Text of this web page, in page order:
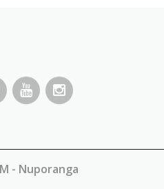
- Nuporanga